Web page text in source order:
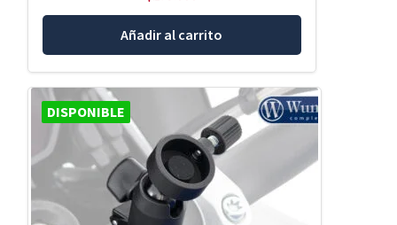
Añadir al carrito
DISPONIBLE